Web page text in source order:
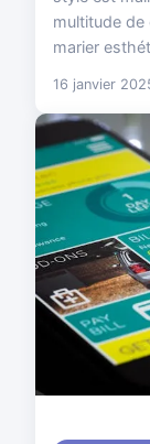
multitude
marier
16 janvier